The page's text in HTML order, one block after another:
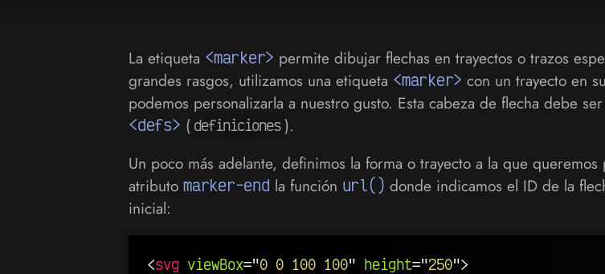
La etiqueta <marker> permite dibujar flechas en trayectos o trazos
grandes rasgos, utilizamos una etiqueta <marker> con un trayecto en
podemos personalizarla a nuestro gusto. Esta cabeza de flecha debe
<defs> ( definiciones ).
Un poco más adelante, definimos la forma o trayecto a la que
atributo marker-end la función url() donde indicamos el ID de la
inicial:
<svg viewBox="0 0 100 100" height="250">